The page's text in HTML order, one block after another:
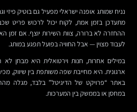
נניח שמותג אופנה ישראלי מפעיל גם בוטיק פיזי
מתעדכן בזמן אמת, לקוח יכול לרכוש פריט
ההחזרה לא ברורה, צוות השירות יוצף. אם זמן
לעבוד מצוין — אבל החוויה בפועל תפגע במותג.
ארגונית. היא מחייבת שפה משותפת בין שיווק,
באתר “פרויקט של הדיגיטל” בלבד, מגלה
במחסן או בממשק בין המערכות.